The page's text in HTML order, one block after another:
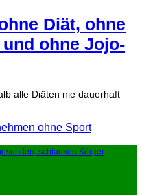
Diät, ohne
ohne Jojo-
alle Diäten nie dauerhaft
schlanken Körper